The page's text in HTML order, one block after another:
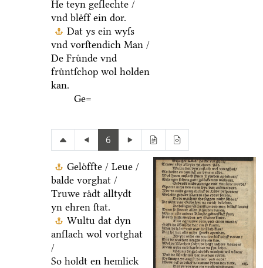
He teyn geſlechte /
vnd bleͤff ein dor.
Dat ys ein wyſs
vnd vorſtendich Man /
De Fruͤnde vnd
fruͤntſchop wol holden
kan.
Ge=
6
Geloͤffte / Leue /
balde vorghat /
Truwe raͤdt alltydt
yn ehren ſtat.
Wultu dat dyn
anſlach wol vortghat
/
So holdt en hemlick